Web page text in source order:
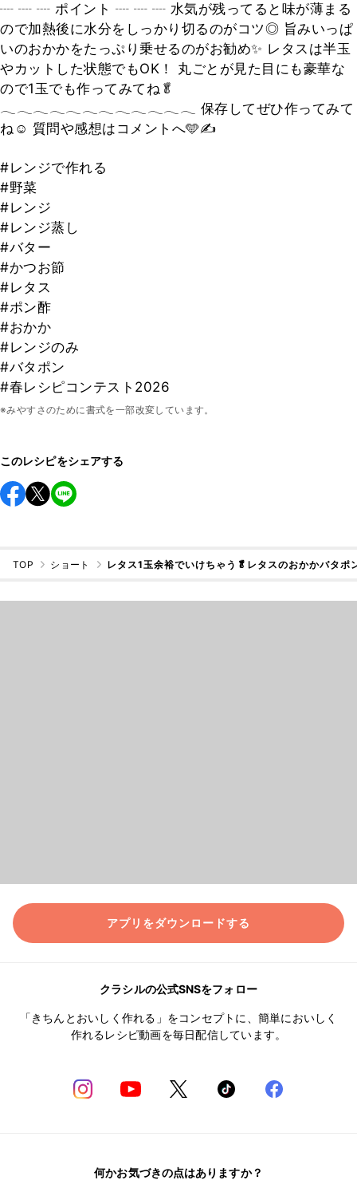
┈ ┈ ┈ ポイント ┈ ┈ ┈ 水気が残ってると味が薄まる
ので加熱後に水分をしっかり切るのがコツ◎ 旨みいっぱ
いのおかかをたっぷり乗せるのがお勧め✨ レタスは半玉
やカットした状態でもOK！ 丸ごとが見た目にも豪華な
ので1玉でも作ってみてね🥬
𓂃𓂃𓂃𓂃𓂃𓂃𓂃𓂃𓂃𓂃𓂃𓂃 保存してぜひ作ってみて
ね☺️ 質問や感想はコメントへ🩵✍️​​​​​​​​​​​​​​​​
#レンジで作れる
#野菜
#レンジ
#レンジ蒸し
#バター
#かつお節
#レタス
#ポン酢
#おかか
#レンジのみ
#バタポン
#春レシピコンテスト2026
※みやすさのために書式を一部改変しています。
このレシピをシェアする
TOP ショート レタス1玉余裕でいけちゃう🥬レタスのおかかバタポ
アプリをダウンロードする
クラシルの公式SNSをフォロー
「きちんとおいしく作れる」をコンセプトに、簡単においしく
作れるレシピ動画を毎日配信しています。
何かお気づきの点はありますか？